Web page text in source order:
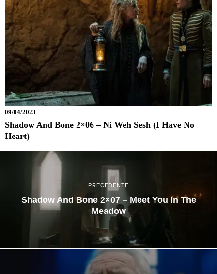
09/04/2023
Shadow And Bone 2×06 – Ni Weh Sesh (I Have No
Heart)
PRECEDENTE
Shadow And Bone 2×07 – Meet You In The
Meadow